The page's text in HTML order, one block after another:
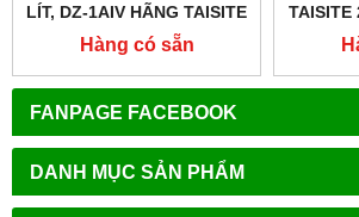
FANPAGE FACEBOOK
DANH MỤC SẢN PHẨM
LÍT, DZ-1AIV HÃNG TAISITE
-TRUNG QUỐC
Hàng có sẵn
TAISITE
MẪU